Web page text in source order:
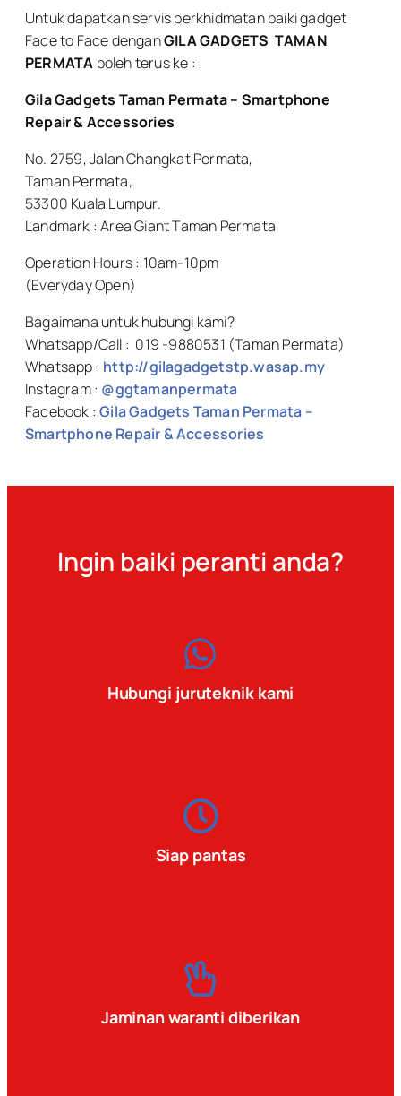
Untuk dapatkan servis perkhidmatan baiki gadget
Face to Face denganGILA GADGETS TAMAN
PERMATA boleh terus ke :
Gila Gadgets Taman Permata – Smartphone
Repair & Accessories
No. 2759, Jalan Changkat Permata,
Taman Permata,
53300 Kuala Lumpur.
Landmark : Area Giant Taman Permata
Operation Hours : 10am-10pm
(Everyday Open)
Bagaimana untuk hubungi kami?
Whatsapp/Call : 019 -9880531 (Taman Permata)
Whatsapp : http://gilagadgetstp.wasap.my
Instagram : @ggtamanpermata
Facebook :Gila Gadgets Taman Permata –
Smartphone Repair & Accessories
Ingin baiki peranti anda?
Hubungi juruteknik kami
Siap pantas
Jaminan waranti diberikan